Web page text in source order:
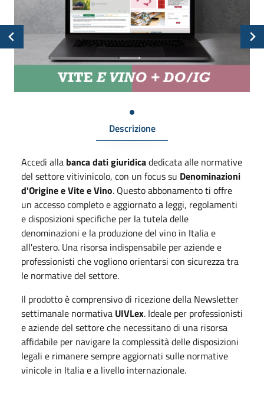
Descrizione
Accedi alla banca dati giuridicadedicata alle normative
del settore vitivinicolo, con un focus su Denominazioni
d'Origine e Vite e Vino. Questo abbonamento ti offre
un accesso completo e aggiornato a leggi, regolamenti
e disposizioni specifiche per la tutela delle
denominazioni e la produzione del vino in Italia e
all'estero. Una risorsa indispensabile per aziende e
professionisti che vogliono orientarsi con sicurezza tra
le normative del settore.
Il prodotto è comprensivo di ricezione della Newsletter
settimanale normativa UIVLex. Ideale per professionisti
e aziende del settore che necessitano di una risorsa
affidabile per navigare la complessità delle disposizioni
legali e rimanere sempre aggiornati sulle normative
vinicole in Italia e a livello internazionale.